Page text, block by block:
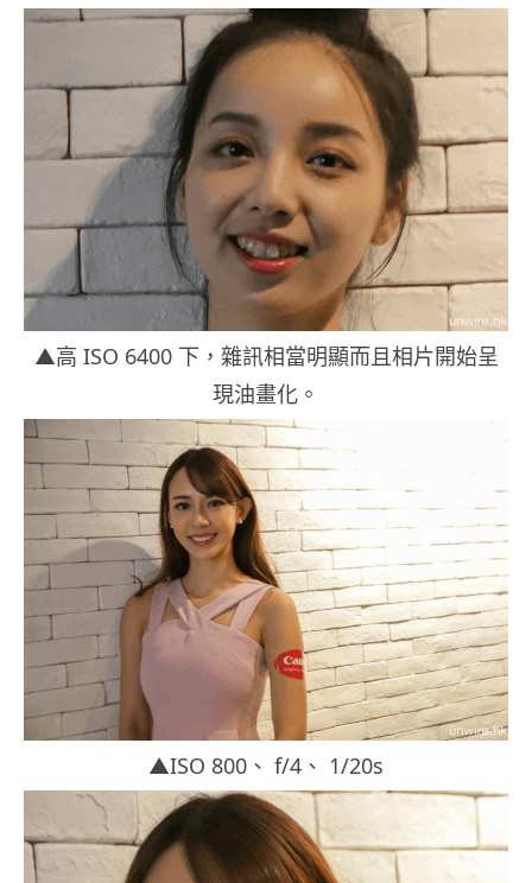
▲高 ISO 6400 下，雜訊相當明顯而且相片開始呈
現油畫化。
▲ISO 800、 f/4、 1/20s